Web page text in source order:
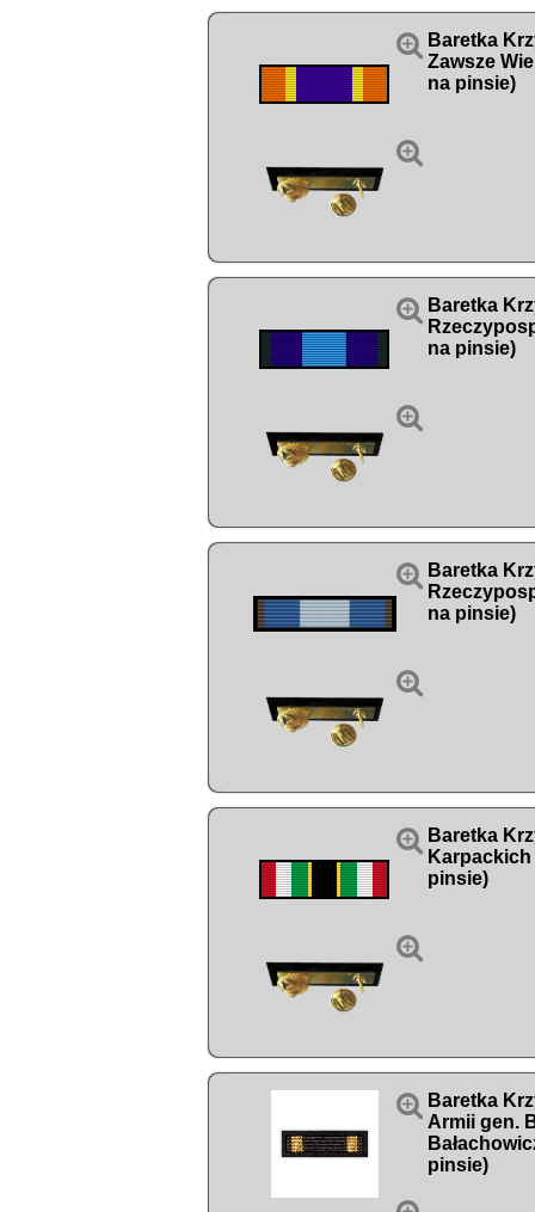


Baretka
Zawsze
na pinsie)


Baretka
na pinsie)


Baretka
na pinsie)


Baretka
pinsie)
 Baretka
Armii gen.
pinsie)